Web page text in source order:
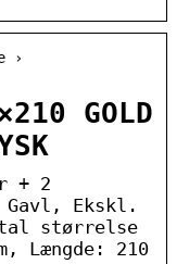
›
GOLD
+ 2
Gavl, Ekskl.
størrelse
Længde: 210